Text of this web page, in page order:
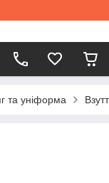
та уніформа